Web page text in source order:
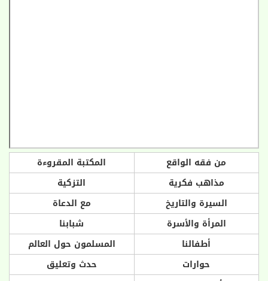
من فقه الواقع
المكتبة المقروءة
مذاهب فكرية
التزكية
السيرة والتاريخ
مع الدعاة
المرأة والأسرة
شبابنا
أطفالنا
المسلمون حول العالم
حوارات
حدث وتعليق